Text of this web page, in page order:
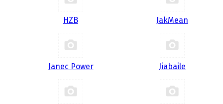
HZB JakMean
Janec Power Jiabaile